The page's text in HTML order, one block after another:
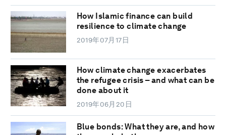
How Islamic finance can build
resilience to climate change
2019年07月17日
How climate change exacerbates
the refugee crisis – and what can be
done about it
2019年06月20日
Blue bonds: What they are, and how